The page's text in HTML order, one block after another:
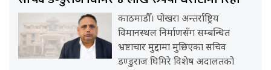
काठमाडौँ। पोखरा अन्तर्राष्ट्रिय
विमानस्थल निर्माणसँग सम्बन्धित
भ्रष्टाचार मुद्दामा मुछिएका सचिव
डण्डुराज घिमिरे विशेष अदालतको